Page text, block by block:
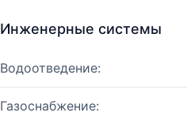
Инженерные системы
Водоотведение:
Газоснабжение: